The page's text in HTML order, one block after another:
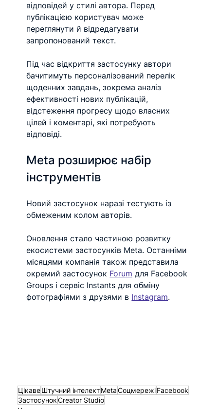
відповідей у стилі автора. Перед
публікацією користувач може
переглянути й відредагувати
запропонований текст.
Під час відкриття застосунку автори
бачитимуть персоналізований перелік
щоденних завдань, зокрема аналіз
ефективності нових публікацій,
відстеження прогресу щодо власних
цілей і коментарі, які потребують
відповіді.
Meta розширює набір
інструментів
Новий застосунок наразі тестують із
обмеженим колом авторів.
Оновлення стало частиною розвитку
екосистеми застосунків Meta. Останніми
місяцями компанія також представила
окремий застосунок Forum для Facebook
Groups і сервіс Instants для обміну
фотографіями з друзями в Instagram.
ЦікавеШтучний інтелектMetaСоцмережіFacebook
ЗастосунокCreator Studio